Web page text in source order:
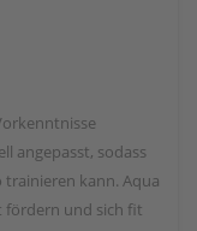
angepasst, sodass
trainieren kann. Aqua
fördern und sich fit